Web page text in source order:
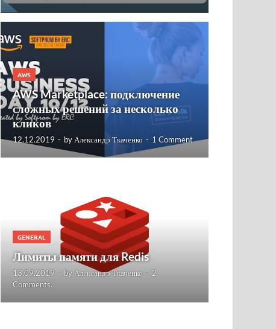
AWS
AWS Marketplace: подключение
сложных решений за несколько
кликов
12.12.2019 - by Александр Ткаченко - 1 Comment
GENERAL
Лимиты памяти для Redis
13.09.2019 - byАлександр Ткаченко - 2
Comments.